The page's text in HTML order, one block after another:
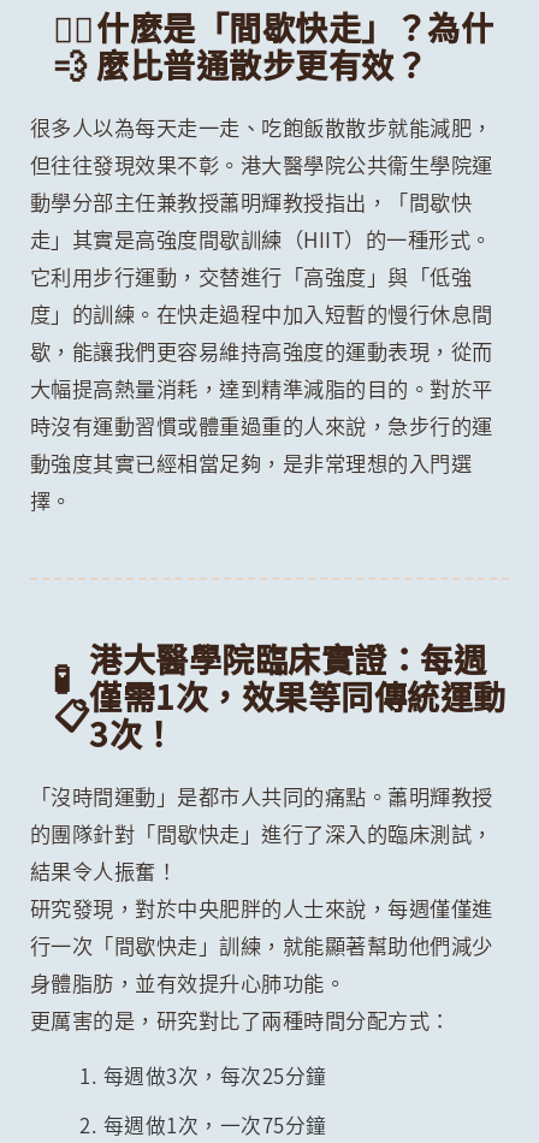
🚶‍♂️
💨
什麼是「間歇快走」？為什
麼比普通散步更有效？
很多人以為每天走一走、吃飽飯散散步就能減肥，
但往往發現效果不彰。港大醫學院公共衞生學院運
動學分部主任兼教授蕭明輝教授指出，「間歇快
走」其實是高強度間歇訓練（HIIT）的一種形式。
它利用步行運動，交替進行「高強度」與「低強
度」的訓練。在快走過程中加入短暫的慢行休息間
歇，能讓我們更容易維持高強度的運動表現，從而
大幅提高熱量消耗，達到精準減脂的目的。對於平
時沒有運動習慣或體重過重的人來說，急步行的運
動強度其實已經相當足夠，是非常理想的入門選
擇。
🧪
📋
港大醫學院臨床實證：每週
僅需1次，效果等同傳統運動
3次！
「沒時間運動」是都市人共同的痛點。蕭明輝教授
的團隊針對「間歇快走」進行了深入的臨床測試，
結果令人振奮！
研究發現，對於中央肥胖的人士來說，每週僅僅進
行一次「間歇快走」訓練，就能顯著幫助他們減少
身體脂肪，並有效提升心肺功能。
更厲害的是，研究對比了兩種時間分配方式：
每週做3次，每次25分鐘
每週做1次，一次75分鐘